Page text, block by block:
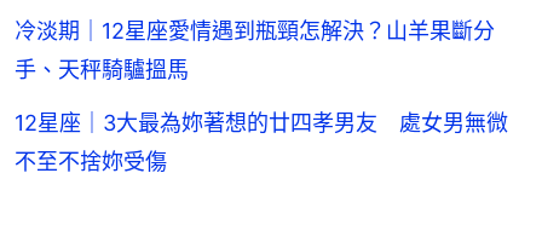
冷淡期｜12星座愛情遇到瓶頸怎解決？山羊果斷分
手、天秤騎驢搵馬
12星座｜3大最為妳著想的廿四孝男友 處女男無微
不至不捨妳受傷